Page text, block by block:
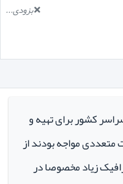
بزودی...
کشور برای تهیه و
متعددی مواجه بودند از
زیاد مخصوصا در